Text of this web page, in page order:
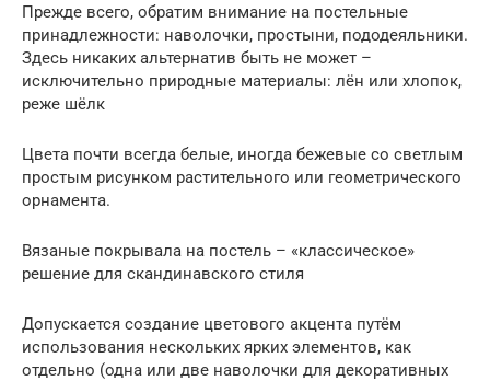
Прежде всего, обратим внимание на постельные
принадлежности: наволочки, простыни, пододеяльники.
Здесь никаких альтернатив быть не может –
исключительно природные материалы: лён или хлопок,
реже шёлк
Цвета почти всегда белые, иногда бежевые со светлым
простым рисунком растительного или геометрического
орнамента.
Вязаные покрывала на постель – «классическое»
решение для скандинавского стиля
Допускается создание цветового акцента путём
использования нескольких ярких элементов, как
отдельно (одна или две наволочки для декоративных